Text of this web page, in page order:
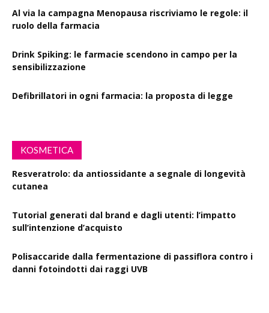
Al via la campagna Menopausa riscriviamo le regole: il
ruolo della farmacia
Drink Spiking: le farmacie scendono in campo per la
sensibilizzazione
Defibrillatori in ogni farmacia: la proposta di legge
KOSMETICA
Resveratrolo: da antiossidante a segnale di longevità
cutanea
Tutorial generati dal brand e dagli utenti: l’impatto
sull’intenzione d’acquisto
Polisaccaride dalla fermentazione di passiflora contro i
danni fotoindotti dai raggi UVB